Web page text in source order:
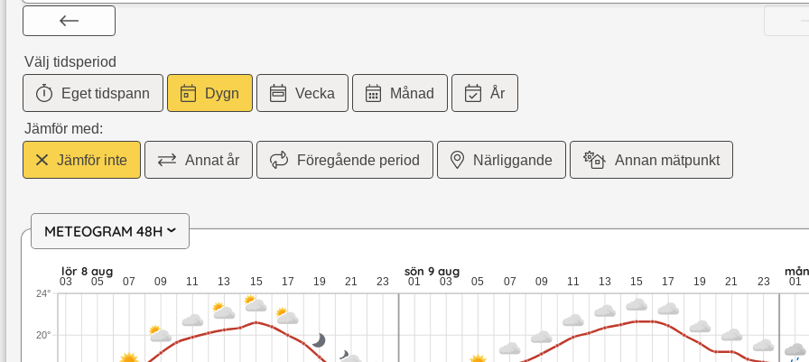
Välj tidsperiod
Eget tidspann Dygn Vecka Månad År
Jämför med:
Jämför inte Annat år Föregående period Närliggande Annan mätpunkt
METEOGRAM 48H›
lör 8 aug: 21,2 till 10,9 grader: ingen nederbörd: upp till 5,3 meter per sekund vind. sön 9 aug: 21,3 till 14 grader: ingen
lör 8 aug sön 9 aug
03 05 07 09 11 13 15 17 19 21 23 01 03 05 07 09 11 13 15 17 19 21 23 01
20°
24°